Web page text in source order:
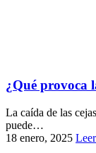
¿Qué provoca
La caída de las
puede…
18 enero, 2025